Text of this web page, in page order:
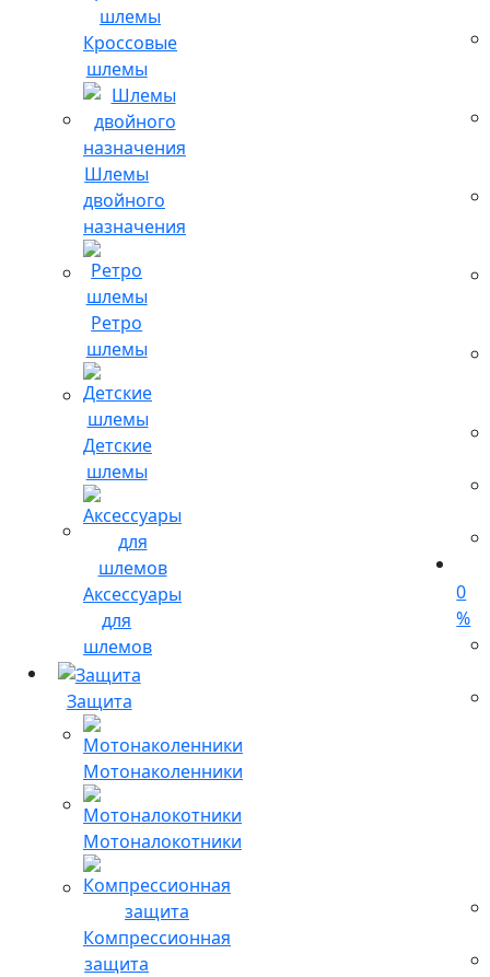
Кроссовые
шлемы
Шлемы
двойного
назначения
Ретро
шлемы
Детские
шлемы
Аксессуары
для
шлемов
Защита
Мотонаколенники
Мотоналокотники
Компрессионная
защита
0
%